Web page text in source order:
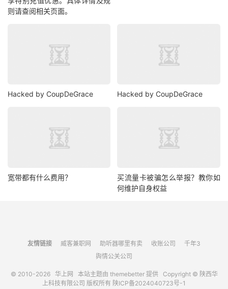
则请查阅相关页面。
Hacked by CoupDeGrace Hacked by CoupDeGrace
宽带都有什么费用？
买流量卡被骗怎么举报？教你如
何维护自身权益
友情链接 威客兼职网 助听器哪里有卖 收账公司
千年3
舆情公关公司
© 2010-2026 华上网 本站主题由 themebetter提供 Copyright © 陕西华
上科技有限公司 版权所有 陕ICP备2024040723号-1